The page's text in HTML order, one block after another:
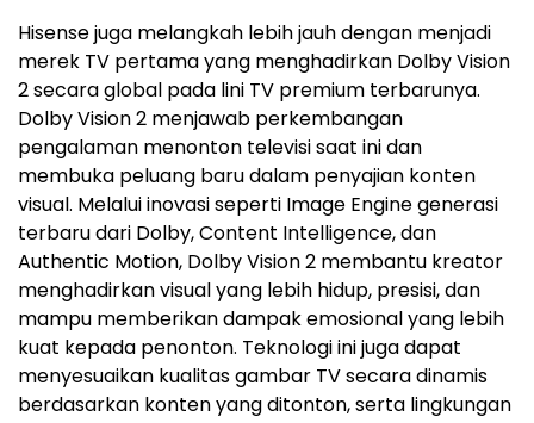
Hisense juga melangkah lebih jauh dengan menjadi
merek TV pertama yang menghadirkan Dolby Vision
2 secara global pada lini TV premium terbarunya.
Dolby Vision 2 menjawab perkembangan
pengalaman menonton televisi saat ini dan
membuka peluang baru dalam penyajian konten
visual. Melalui inovasi seperti Image Engine generasi
terbaru dari Dolby, Content Intelligence, dan
Authentic Motion, Dolby Vision 2 membantu kreator
menghadirkan visual yang lebih hidup, presisi, dan
mampu memberikan dampak emosional yang lebih
kuat kepada penonton. Teknologi ini juga dapat
menyesuaikan kualitas gambar TV secara dinamis
berdasarkan konten yang ditonton, serta lingkungan